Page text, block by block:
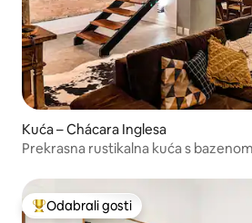
Kuća – Chácara Inglesa
Prekrasna rustikalna kuća s
Među najviše rangiranima s oznakom
Odabrali gosti